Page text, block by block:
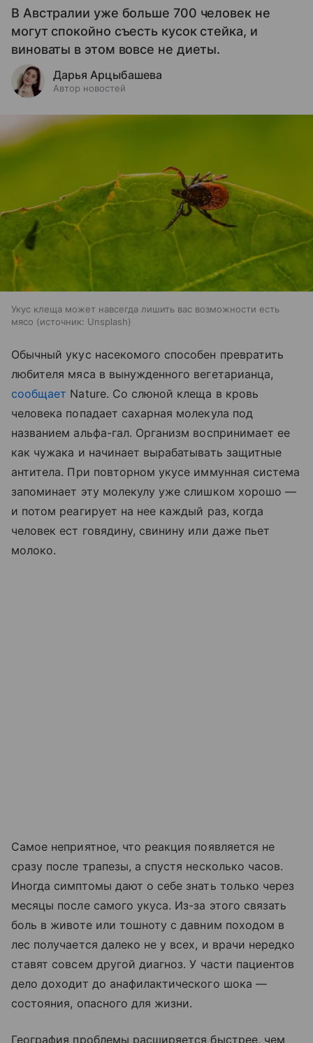
В Австралии уже больше 700 человек не
могут спокойно съесть кусок стейка, и
виноваты в этом вовсе не диеты.
Дарья Арцыбашева
Автор новостей
Укус клеща может навсегда лишить вас возможности есть
мясо
источник: Unsplash
Обычный укус насекомого способен превратить
любителя мяса в вынужденного вегетарианца,
сообщает Nature. Со слюной клеща в кровь
человека попадает сахарная молекула под
названием альфа-гал. Организм воспринимает ее
как чужака и начинает вырабатывать защитные
антитела. При повторном укусе иммунная система
запоминает эту молекулу уже слишком хорошо —
и потом реагирует на нее каждый раз, когда
человек ест говядину, свинину или даже пьет
молоко.
Самое неприятное, что реакция появляется не
сразу после трапезы, а спустя несколько часов.
Иногда симптомы дают о себе знать только через
месяцы после самого укуса. Из-за этого связать
боль в животе или тошноту с давним походом в
лес получается далеко не у всех, и врачи нередко
ставят совсем другой диагноз. У части пациентов
дело доходит до анафилактического шока —
состояния, опасного для жизни.
География проблемы расширяется быстрее, чем